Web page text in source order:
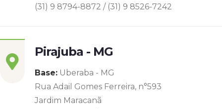
(31) 9 8794-8872 / (31) 9 8526-7242
Pirajuba - MG
Base: Uberaba - MG
Rua Adail Gomes Ferreira, n°593
Jardim Maracanã